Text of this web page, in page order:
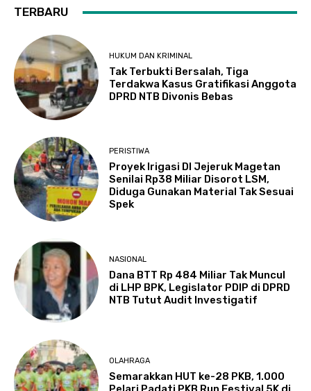
TERBARU
HUKUM DAN KRIMINAL
Tak Terbukti Bersalah, Tiga
Terdakwa Kasus Gratifikasi Anggota
DPRD NTB Divonis Bebas
PERISTIWA
Proyek Irigasi DI Jejeruk Magetan
Senilai Rp38 Miliar Disorot LSM,
Diduga Gunakan Material Tak Sesuai
Spek
NASIONAL
Dana BTT Rp 484 Miliar Tak Muncul
di LHP BPK, Legislator PDIP di DPRD
NTB Tutut Audit Investigatif
OLAHRAGA
Semarakkan HUT ke-28 PKB, 1.000